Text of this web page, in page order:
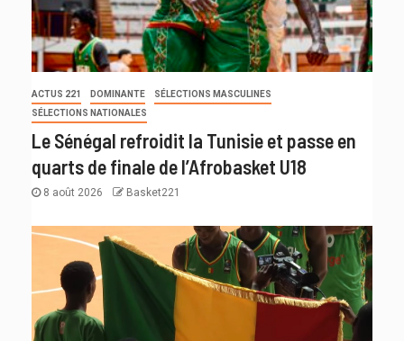
ACTUS 221 DOMINANTE
SÉLECTIONS MASCULINES
SÉLECTIONS NATIONALES
Le Sénégal refroidit la Tunisie et passe en
quarts de finale de l’Afrobasket U18
8 août 2026 Basket221